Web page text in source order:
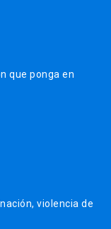
que ponga en
violencia de